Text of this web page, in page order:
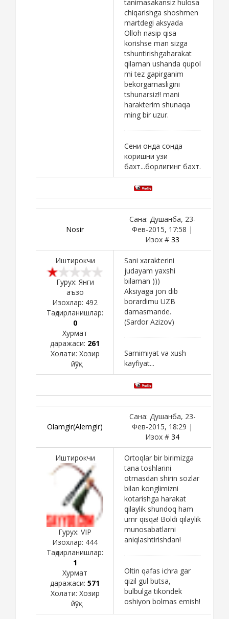
tanimasakansiz hulosa
chiqarishga shoshmen
martdegi aksyada
Olloh nasip qisa
korishse man sizga
tshuntirishgaharakat
qilaman ushanda qupol
mi tez gapirganim
bekorgamasligini
tshunarsiz!! mani
harakterim shunaqa
ming bir uzur.
Сени онда сонда
коришни узи
бахт...борлигинг бахт.
Nosir
Сана: Душанба, 23-
Фев-2015, 17:58 |
Изох # 33
Иштирокчи
Гурух: Янги
аъзо
Изохлар: 492
Тақдирланишлар:
0
Хурмат
даражаси: 261
Холати: Хозир
йўқ
Sani xarakterini
judayam yaxshi
bilaman )))
Aksiyaga jon dib
borardimu UZB
damasmande.
(Sardor Azizov)
Samimiyat va xush
kayfiyat...
Olamgir(Alemgir)
Сана: Душанба, 23-
Фев-2015, 18:29 |
Изох # 34
Иштирокчи
Гурух: VIP
Изохлар: 444
Тақдирланишлар:
1
Хурмат
даражаси: 571
Холати: Хозир
йўқ
Ortoqlar bir birimizga
tana toshlarini
otmasdan shirin sozlar
bilan konglimizni
kotarishga harakat
qilaylik shundoq ham
umr qisqa! Boldi qilaylik
munosabatlarni
aniqlashtirishdan!
Oltin qafas ichra gar
qizil gul butsa,
bulbulga tikondek
oshiyon bolmas emish!